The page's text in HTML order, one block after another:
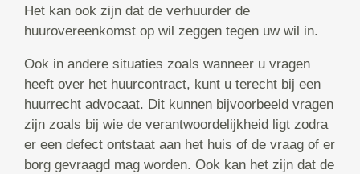
Het kan ook zijn dat de verhuurder de
huurovereenkomst op wil zeggen tegen uw wil in.
Ook in andere situaties zoals wanneer u vragen
heeft over het huurcontract, kunt u terecht bij een
huurrecht advocaat. Dit kunnen bijvoorbeeld vragen
zijn zoals bij wie de verantwoordelijkheid ligt zodra
er een defect ontstaat aan het huis of de vraag of er
borg gevraagd mag worden. Ook kan het zijn dat de